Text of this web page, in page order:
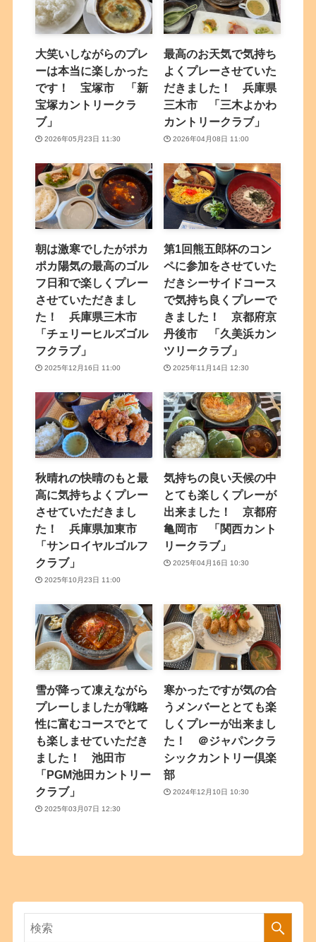
大笑いしながらのプレ
ーは本当に楽しかった
です！ 宝塚市 「新
宝塚カントリークラ
ブ」
2026年05月23日 11:30
最高のお天気で気持ち
よくプレーさせていた
だきました！ 兵庫県
三木市 「三木よかわ
カントリークラブ」
2026年04月08日 11:00
朝は激寒でしたがポカ
ポカ陽気の最高のゴル
フ日和で楽しくプレー
させていただきまし
た！ 兵庫県三木市
「チェリーヒルズゴル
フクラブ」
2025年12月16日 11:00
第1回熊五郎杯のコン
ペに参加をさせていた
だきシーサイドコース
で気持ち良くプレーで
きました！ 京都府京
丹後市 「久美浜カン
ツリークラブ」
2025年11月14日 12:30
秋晴れの快晴のもと最
高に気持ちよくプレー
させていただきまし
た！ 兵庫県加東市
「サンロイヤルゴルフ
クラブ」
2025年10月23日 11:00
気持ちの良い天候の中
とても楽しくプレーが
出来ました！ 京都府
亀岡市 「関西カント
リークラブ」
2025年04月16日 10:30
雪が降って凍えながら
プレーしましたが戦略
性に富むコースでとて
も楽しませていただき
ました！ 池田市
「PGM池田カントリー
クラブ」
2025年03月07日 12:30
寒かったですが気の合
うメンバーととても楽
しくプレーが出来まし
た！ ＠ジャパンクラ
シックカントリー倶楽
部
2024年12月10日 10:30